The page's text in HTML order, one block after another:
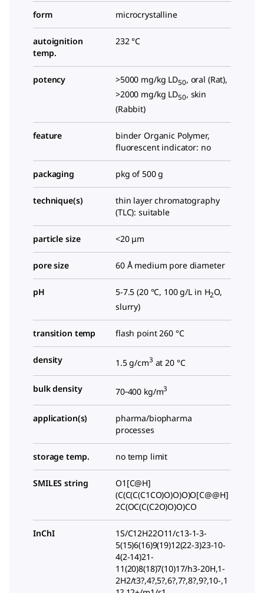
form microcrystalline
autoignition
temp.
232 °C
potency >5000 mg/kg LD50, oral (Rat),
>2000 mg/kg LD50, skin
(Rabbit)
feature
binder Organic Polymer,
fluorescent indicator: no
packaging pkg of 500 g
technique(s)
thin layer chromatography
(TLC): suitable
particle size <20 μm
pore size 60 Å medium pore diameter
pH 5-7.5 (20 °C, 100 g/L in H2O,
slurry)
transition temp flash point 260 °C
density 1.5 g/cm3 at 20 °C
bulk density 70‑400 kg/m3
application(s)
pharma/biopharma
processes
storage temp. no temp limit
SMILES string
O1[C@H]
(C(C(C(C1CO)O)O)O)O[C@@H]
2C(OC(C(C2O)O)O)CO
InChI
1S/C12H22O11/c13-1-3-
5(15)6(16)9(19)12(22-3)23-10-
4(2-14)21-
11(20)8(18)7(10)17/h3-20H,1-
2H2/t3?,4?,5?,6?,7?,8?,9?,10-,1